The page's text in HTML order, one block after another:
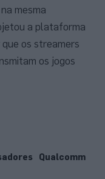
mesma
a plataforma
os streamers
os jogos
Qualcomm